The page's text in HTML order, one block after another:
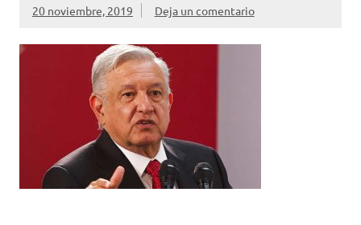
20 noviembre, 2019 Deja un comentario